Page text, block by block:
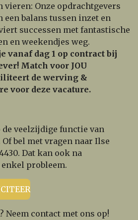
vieren: Onze opdrachtgevers
een balans tussen inzet en
successen met fantastische
en weekendjes weg.
vanaf dag 1 op contract bij
Match voor JOU
de werving &
voor deze vacature.
veelzijdige functie van
bel met vragen naar Ilse
Dat kan ook na
probleem.
Neem contact met ons op!